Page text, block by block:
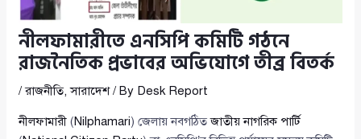
নীলফামারীতে এনসিপি কমিটি গঠনে
রাজনৈতিক প্রভাবের অভিযোগে তীব্র বিতর্ক
/রাজনীতি,সারাদেশ/ By Desk Report
নীলফামারী (Nilphamari) জেলায় নবগঠিতজাতীয় নাগরিক পার্টি